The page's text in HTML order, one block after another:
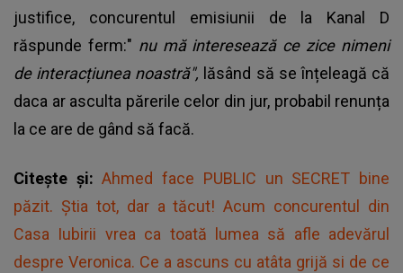
justifice, concurentul emisiunii de la Kanal D
răspunde ferm:" nu mă interesează ce zice nimeni
de interacțiunea noastră", lăsând să se înțeleagă că
daca ar asculta părerile celor din jur, probabil renunța
la ce are de gând să facă.
Citește și:Ahmed face PUBLIC un SECRET bine
păzit. Știa tot, dar a tăcut! Acum concurentul din
Casa Iubirii vrea ca toată lumea să afle adevărul
despre Veronica. Ce a ascuns cu atâta grijă si de ce